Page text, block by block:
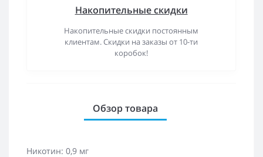
Накопительные скидки
Накопительные скидки постоянным
клиентам. Скидки на заказы от 10-ти
коробок!
Обзор товара
Никотин: 0,9 мг